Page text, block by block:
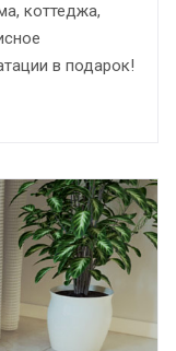
коттеджа,
в подарок!